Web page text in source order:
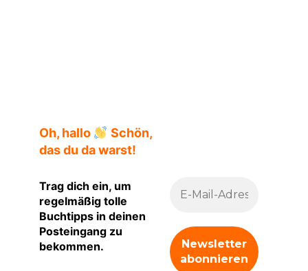
Oh, hallo
Schön,
das du da warst!
Trag dich ein, um
regelmäßig tolle
Buchtipps in deinen
Posteingang zu
bekommen.